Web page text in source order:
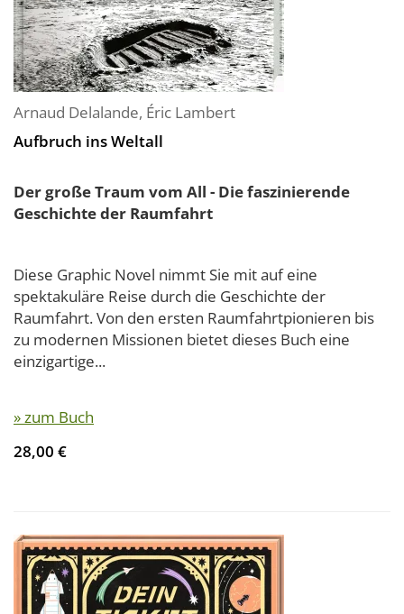
Arnaud Delalande, Éric Lambert
Aufbruch ins Weltall
Der große Traum vom All - Die faszinierende
Geschichte der Raumfahrt
Diese Graphic Novel nimmt Sie mit auf eine
spektakuläre Reise durch die Geschichte der
Raumfahrt. Von den ersten Raumfahrtpionieren bis
zu modernen Missionen bietet dieses Buch eine
einzigartige...
» zum Buch
28,00 €